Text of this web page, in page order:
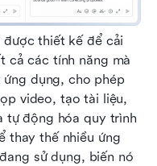
thiết kế để cải
cả các tính năng mà
dụng, cho phép
video, tạo tài liệu,
tự động hóa quy trình
thay thế nhiều ứng
sử dụng, biến nó